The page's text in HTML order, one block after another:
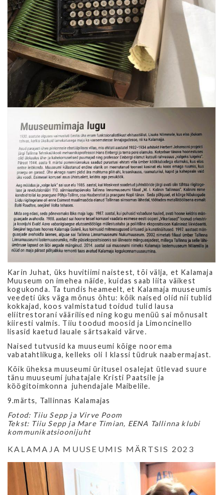
Karin Juhat, üks huvitiimi naistest, tõi välja, et Kalamaja
Muuseum on imehea näide, kuidas saab liita väikest
kogukonda. Ta tundis heameelt, et Kalamaja muuseumis
veedeti üks väga mõnus õhtu: kõik naised olid nii tublid
kokkajad, koos valmistatud toidud tulid lausa
eliitrestorani väärilised ning kogu menüü sai mõnusalt
kiiresti valmis. Tiiu toodud moosid ja Limoncinello
lisasid kaetud lauale särtsakaid värve.
Naised tutvusid ka muuseumi kõige noorema
vabatahtlikuga, kelleks oli I klassi tüdruk naabermajast.
Kõik üheksa muuseumi üritusel osalejat ütlevad suure
tänu muuseumi juhatajale Kristi Paatsile ja
köögitoimkonna juhendajale Maibelile.
9.märts, Tallinnas Kalamajas
Fotod: Tiiu Sepp ja Virve Poom
Tekst: Tiiu Sepp ja Mare Timian, EENA Tallinna klubi
kommunikatsioonijuht
KALAMAJA MUUSEUMIS MÄRTSIS 2023